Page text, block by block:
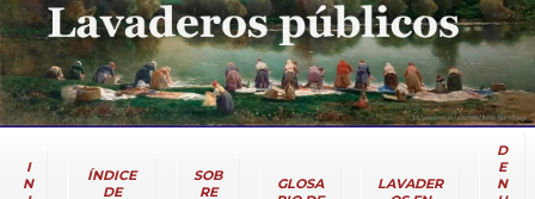
I
N
ÍNDICE
DE
SOB
RE
GLOSA
LAVADER
D
E
N